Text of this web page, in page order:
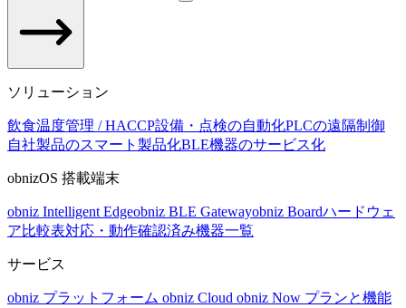
ソリューション
飲食温度管理 / HACCP設備・点検の自動化PLCの遠隔制御
自社製品のスマート製品化BLE機器のサービス化
obnizOS 搭載端末
obniz Intelligent Edgeobniz BLE Gatewayobniz Boardハードウェ
ア比較表対応・動作確認済み機器一覧
サービス
obniz プラットフォーム obniz Cloud obniz Now プランと機能